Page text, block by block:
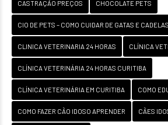
CASTRAÇÃO PREÇOS CHOCOLATE PETS
CIO DE PETS – COMO CUIDAR DE GATAS E CADELAS
CLINICA VETERINARIA 24 HORAS CLÍNICA
CLÍNICA VETERINÁRIA 24 HORAS CURITIBA
CLÍNICA VETERINÁRIA EM CURITIBA COMO
COMO FAZER CÃO IDOSO APRENDER CÃES